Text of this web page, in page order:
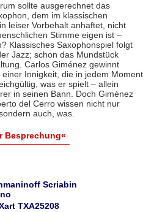
sollte ausgerechnet das
dem im klassischen
leiser Vorbehalt anhaftet, nicht
Stimme eigen ist –
Klassisches Saxophonspiel folgt
Jazz; schon das Mundstück
Carlos Giménez gewinnt
Innigkeit, die in jedem Moment
was er spielt – allein
in seinen Bann. Doch Giménez
del Cerro wissen nicht nur
auch, was.
Besprechung«
Scriabin
TXA25208